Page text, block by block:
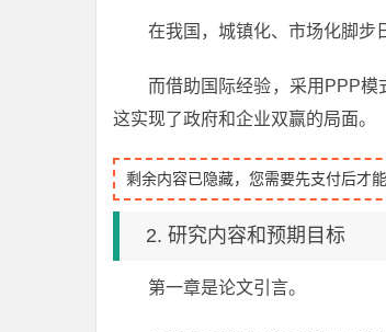
在我国，城镇化、市场化脚步
而借助国际经验，采用PPP模
这实现了政府和企业双赢的局面。
剩余内容已隐藏，您需要先支付后才
2. 研究内容和预期目标
第一章是论文引言。